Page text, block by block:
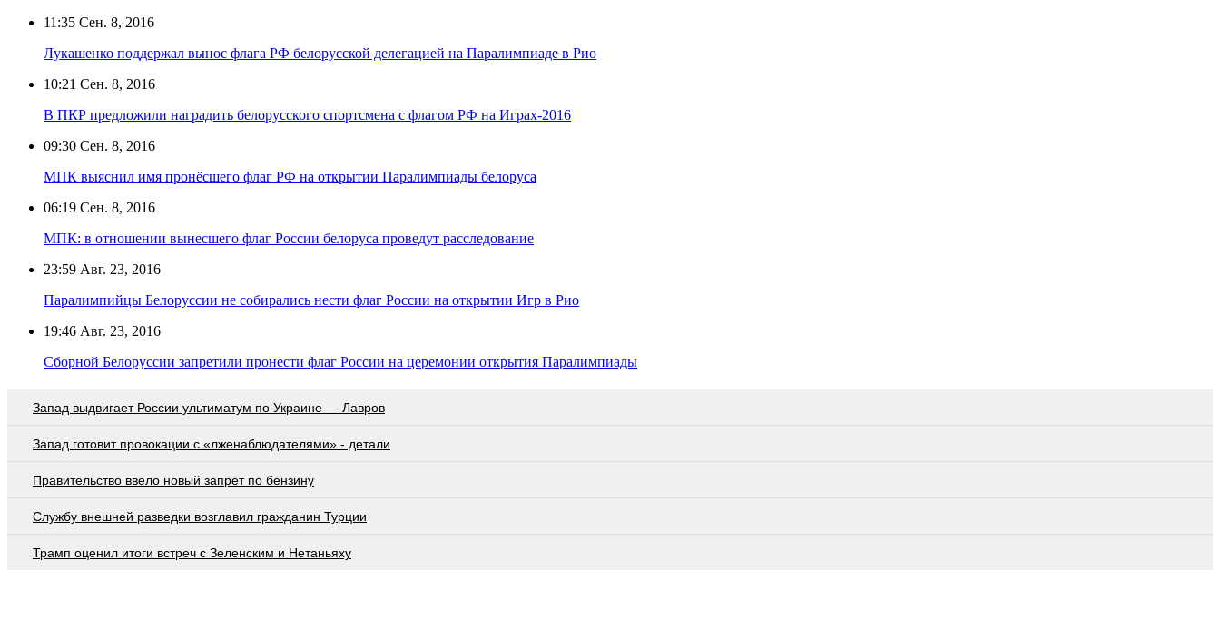
11:35 Сен. 8, 2016
Лукашенко поддержал вынос флага РФ белорусской делегацией на Паралимпиаде в Рио
10:21 Сен. 8, 2016
В ПКР предложили наградить белорусского спортсмена с флагом РФ на Играх-2016
09:30 Сен. 8, 2016
МПК выяснил имя пронёсшего флаг РФ на открытии Паралимпиады белоруса
06:19 Сен. 8, 2016
МПК: в отношении вынесшего флаг России белоруса проведут расследование
23:59 Авг. 23, 2016
Паралимпийцы Белоруссии не собирались нести флаг России на открытии Игр в Рио
19:46 Авг. 23, 2016
Сборной Белоруссии запретили пронести флаг России на церемонии открытия Паралимпиады
Запад выдвигает России ультиматум по Украине — Лавров
Запад готовит провокации с «лженаблюдателями» - детали
Правительство ввело новый запрет по бензину
Службу внешней разведки возглавил гражданин Турции
Трамп оценил итоги встреч с Зеленским и Нетаньяху